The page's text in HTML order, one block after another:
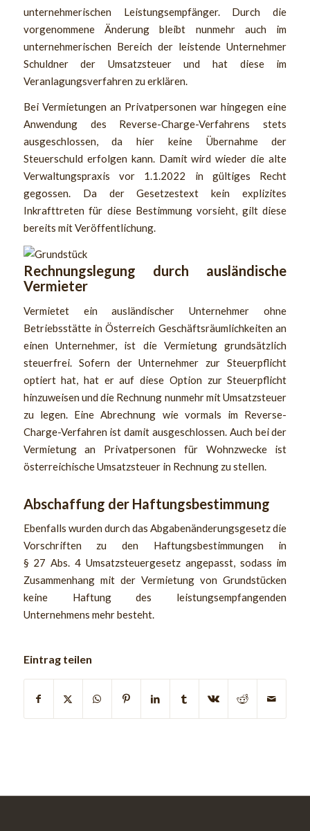
unternehmerischen Leistungsempfänger. Durch die
vorgenommene Änderung bleibt nunmehr auch im
unternehmerischen Bereich der leistende Unternehmer
Schuldner der Umsatzsteuer und hat diese im
Veranlagungsverfahren zu erklären.
Bei Vermietungen an Privatpersonen war hingegen eine
Anwendung des Reverse-Charge-Verfahrens stets
ausgeschlossen, da hier keine Übernahme der
Steuerschuld erfolgen kann. Damit wird wieder die alte
Verwaltungspraxis vor 1.1.2022 in gültiges Recht
gegossen. Da der Gesetzestext kein explizites
Inkrafttreten für diese Bestimmung vorsieht, gilt diese
bereits mit Veröffentlichung.
Rechnungslegung durch ausländische
Vermieter
Vermietet ein ausländischer Unternehmer ohne
Betriebsstätte in Österreich Geschäftsräumlichkeiten an
einen Unternehmer, ist die Vermietung grundsätzlich
steuerfrei. Sofern der Unternehmer zur Steuerpflicht
optiert hat, hat er auf diese Option zur Steuerpflicht
hinzuweisen und die Rechnung nunmehr mit Umsatzsteuer
zu legen. Eine Abrechnung wie vormals im Reverse-
Charge-Verfahren ist damit ausgeschlossen. Auch bei der
Vermietung an Privatpersonen für Wohnzwecke ist
österreichische Umsatzsteuer in Rechnung zu stellen.
Abschaffung der Haftungsbestimmung
Ebenfalls wurden durch das Abgabenänderungsgesetz die
Vorschriften zu den Haftungsbestimmungen in
§ 27 Abs. 4 Umsatzsteuergesetz angepasst, sodass im
Zusammenhang mit der Vermietung von Grundstücken
keine Haftung des leistungsempfangenden
Unternehmens mehr besteht.
Eintrag teilen